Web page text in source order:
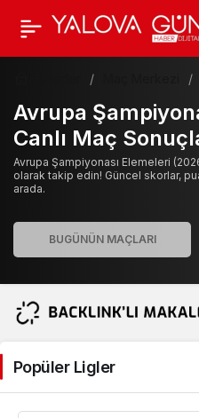
Avrupa
Canlı Maç
Avrupa Şampiyonası Elemeleri
olarak takip edin! Güncel skorlar,
arada.
Popüler Ligler